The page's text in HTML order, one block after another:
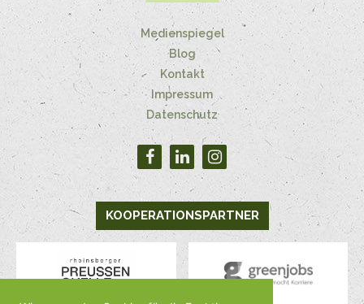
Medienspiegel
Blog
Kontakt
Impressum
Datenschutz
KOOPERATIONSPARTNER